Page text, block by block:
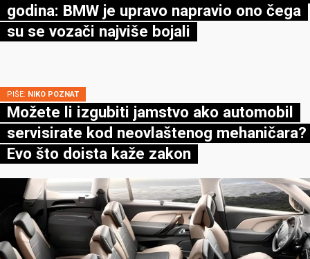
godina: BMW je upravo napravio ono čega
su se vozači najviše bojali
PIŠE: NIKO POZNAT
Možete li izgubiti jamstvo ako automobil
servisirate kod neovlaštenog mehaničara?
Evo što doista kaže zakon